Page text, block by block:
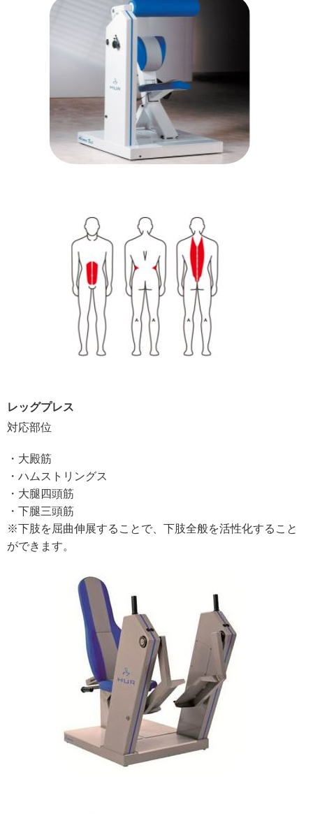
レッグプレス
対応部位
・大殿筋
・ハムストリングス
・大腿四頭筋
・下腿三頭筋
※下肢を屈曲伸展することで、下肢全般を活性化すること
ができます。